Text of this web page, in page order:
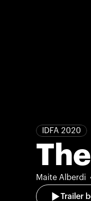
IDFA 2020
Maite Alberdi
Trailer